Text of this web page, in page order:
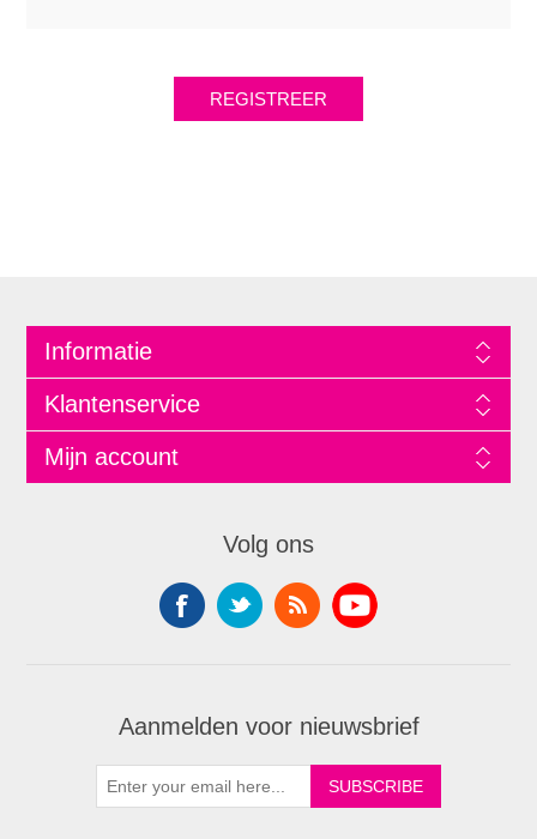
Informatie
Klantenservice
Mijn account
Volg ons
Aanmelden voor nieuwsbrief